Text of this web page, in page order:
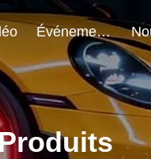
Événements